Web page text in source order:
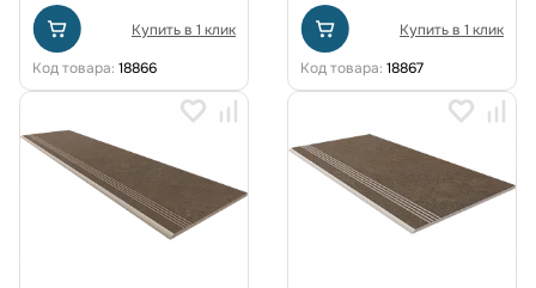
Купить в 1 клик
Код товара: 18866
Купить в 1 клик
Код товара: 18867